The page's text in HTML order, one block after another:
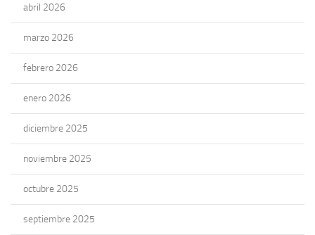
abril 2026
marzo 2026
febrero 2026
enero 2026
diciembre 2025
noviembre 2025
octubre 2025
septiembre 2025